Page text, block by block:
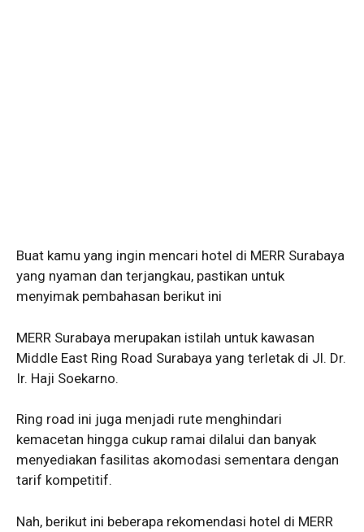
Buat kamu yang ingin mencari hotel di MERR Surabaya
yang nyaman dan terjangkau, pastikan untuk
menyimak pembahasan berikut ini
MERR Surabaya merupakan istilah untuk kawasan
Middle East Ring Road Surabaya yang terletak di Jl. Dr.
Ir. Haji Soekarno.
Ring road ini juga menjadi rute menghindari
kemacetan hingga cukup ramai dilalui dan banyak
menyediakan fasilitas akomodasi sementara dengan
tarif kompetitif.
Nah, berikut ini beberapa rekomendasi hotel di MERR